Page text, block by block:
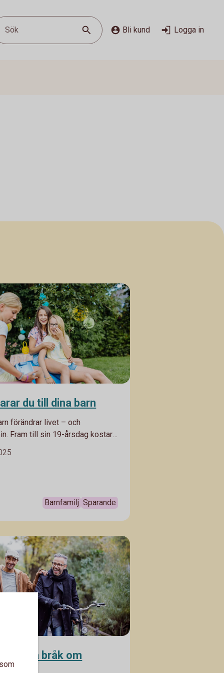
Sök Bli kund Logga in
du till dina barn
förändrar livet – och
Fram till sin 19-årsdag kostar
familjeåren – och tipsen på hur
Barnfamilj Sparande
onödiga bråk om